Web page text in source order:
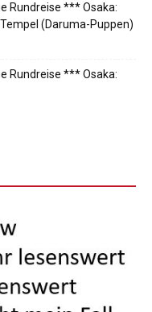
Rundreise *** Osaka:
(Daruma-Puppen)
Rundreise *** Osaka: